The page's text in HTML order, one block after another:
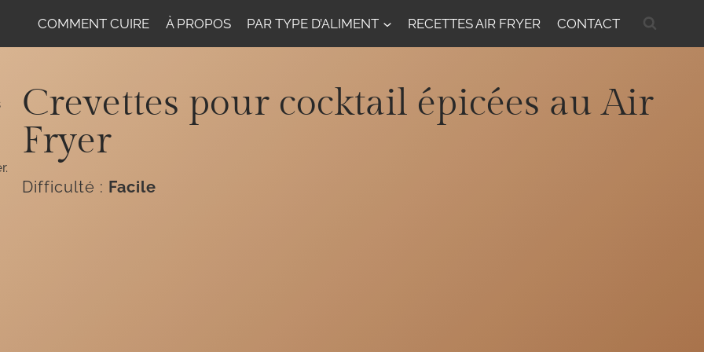
COMMENT CUIRE À PROPOS PAR TYPE D’ALIMENT RECETTES AIR FRYER CONTACT
Crevettes pour cocktail épicées au Air
Fryer
Difficulté : Facile